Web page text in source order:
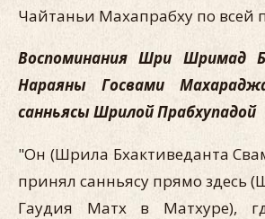
Чайтаньи Махапрабху по всей
Воспоминания Шри Шримад
Нараяны Госвами
санньясы Шрилой Прабхупадой
"Он (Шрила Бхактиведанта
принял санньясу прямо здесь
Гаудия Матх в Матхуре),